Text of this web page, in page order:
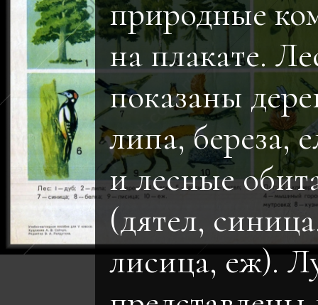
природные
на плакате.
показаны
липа, береза,
и лесные
(дятел,
лисица, еж).